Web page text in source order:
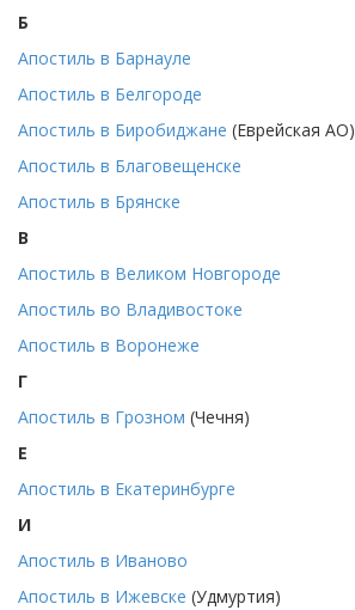
Б
Апостиль в Барнауле
Апостиль в Белгороде
Апостиль в Биробиджане (Еврейская АО)
Апостиль в Благовещенске
Апостиль в Брянске
В
Апостиль в Великом Новгороде
Апостиль во Владивостоке
Апостиль в Воронеже
Г
Апостиль в Грозном (Чечня)
Е
Апостиль в Екатеринбурге
И
Апостиль в Иваново
Апостиль в Ижевске (Удмуртия)